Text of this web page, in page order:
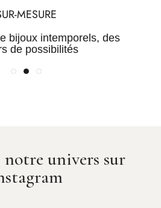
rares
MESURE
bijoux intemporels, des
de possibilités
des prix justes
notre univers sur